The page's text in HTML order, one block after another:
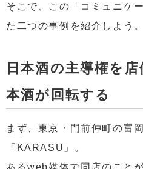
そこで、この「コミュニケ
た二つの事例を紹介しよう。
日本酒の主導権を
本酒が回転する
まず、東京・門前仲町の富
「KARASU」。
あるweb媒体で同店のこと